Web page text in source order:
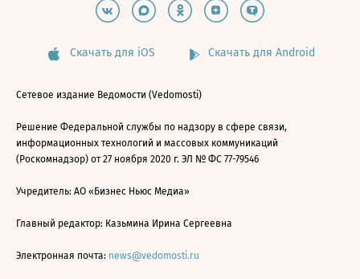
Скачать для iOS Скачать для Android
Сетевое издание Ведомости (Vedomosti)
Решение Федеральной службы по надзору в сфере связи,
информационных технологий и массовых коммуникаций
(Роскомнадзор) от 27 ноября 2020 г. ЭЛ № ФС 77-79546
Учредитель: АО «Бизнес Ньюс Медиа»
Главный редактор: Казьмина Ирина Сергеевна
Электронная почта: news@vedomosti.ru